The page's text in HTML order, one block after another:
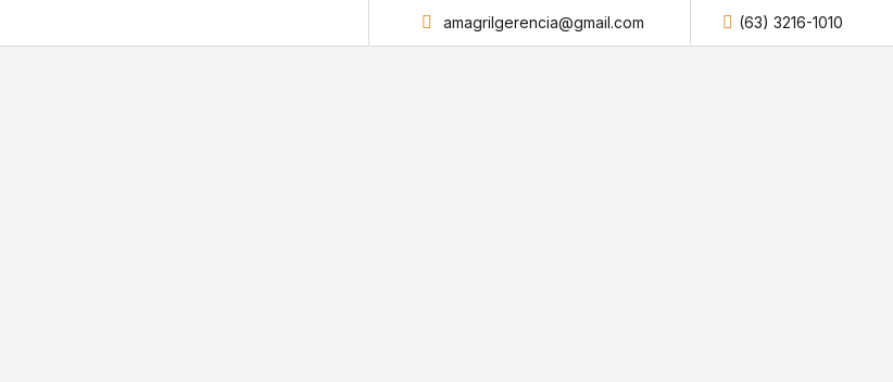
amagrilgerencia@gmail.com (63) 3216-1010